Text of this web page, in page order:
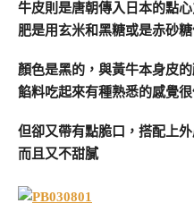
牛皮則是唐朝傳入日本的點
肥是用玄米和黑糖或是赤砂
顏色是黑的，與黃牛本身皮
餡料吃起來有種熟悉的感覺
但卻又帶有點脆口，搭配上
而且又不甜膩